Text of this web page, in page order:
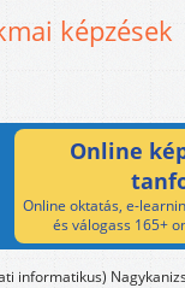
képzések
Online
Online oktatás, e-
és válogass 165+
informatikus)